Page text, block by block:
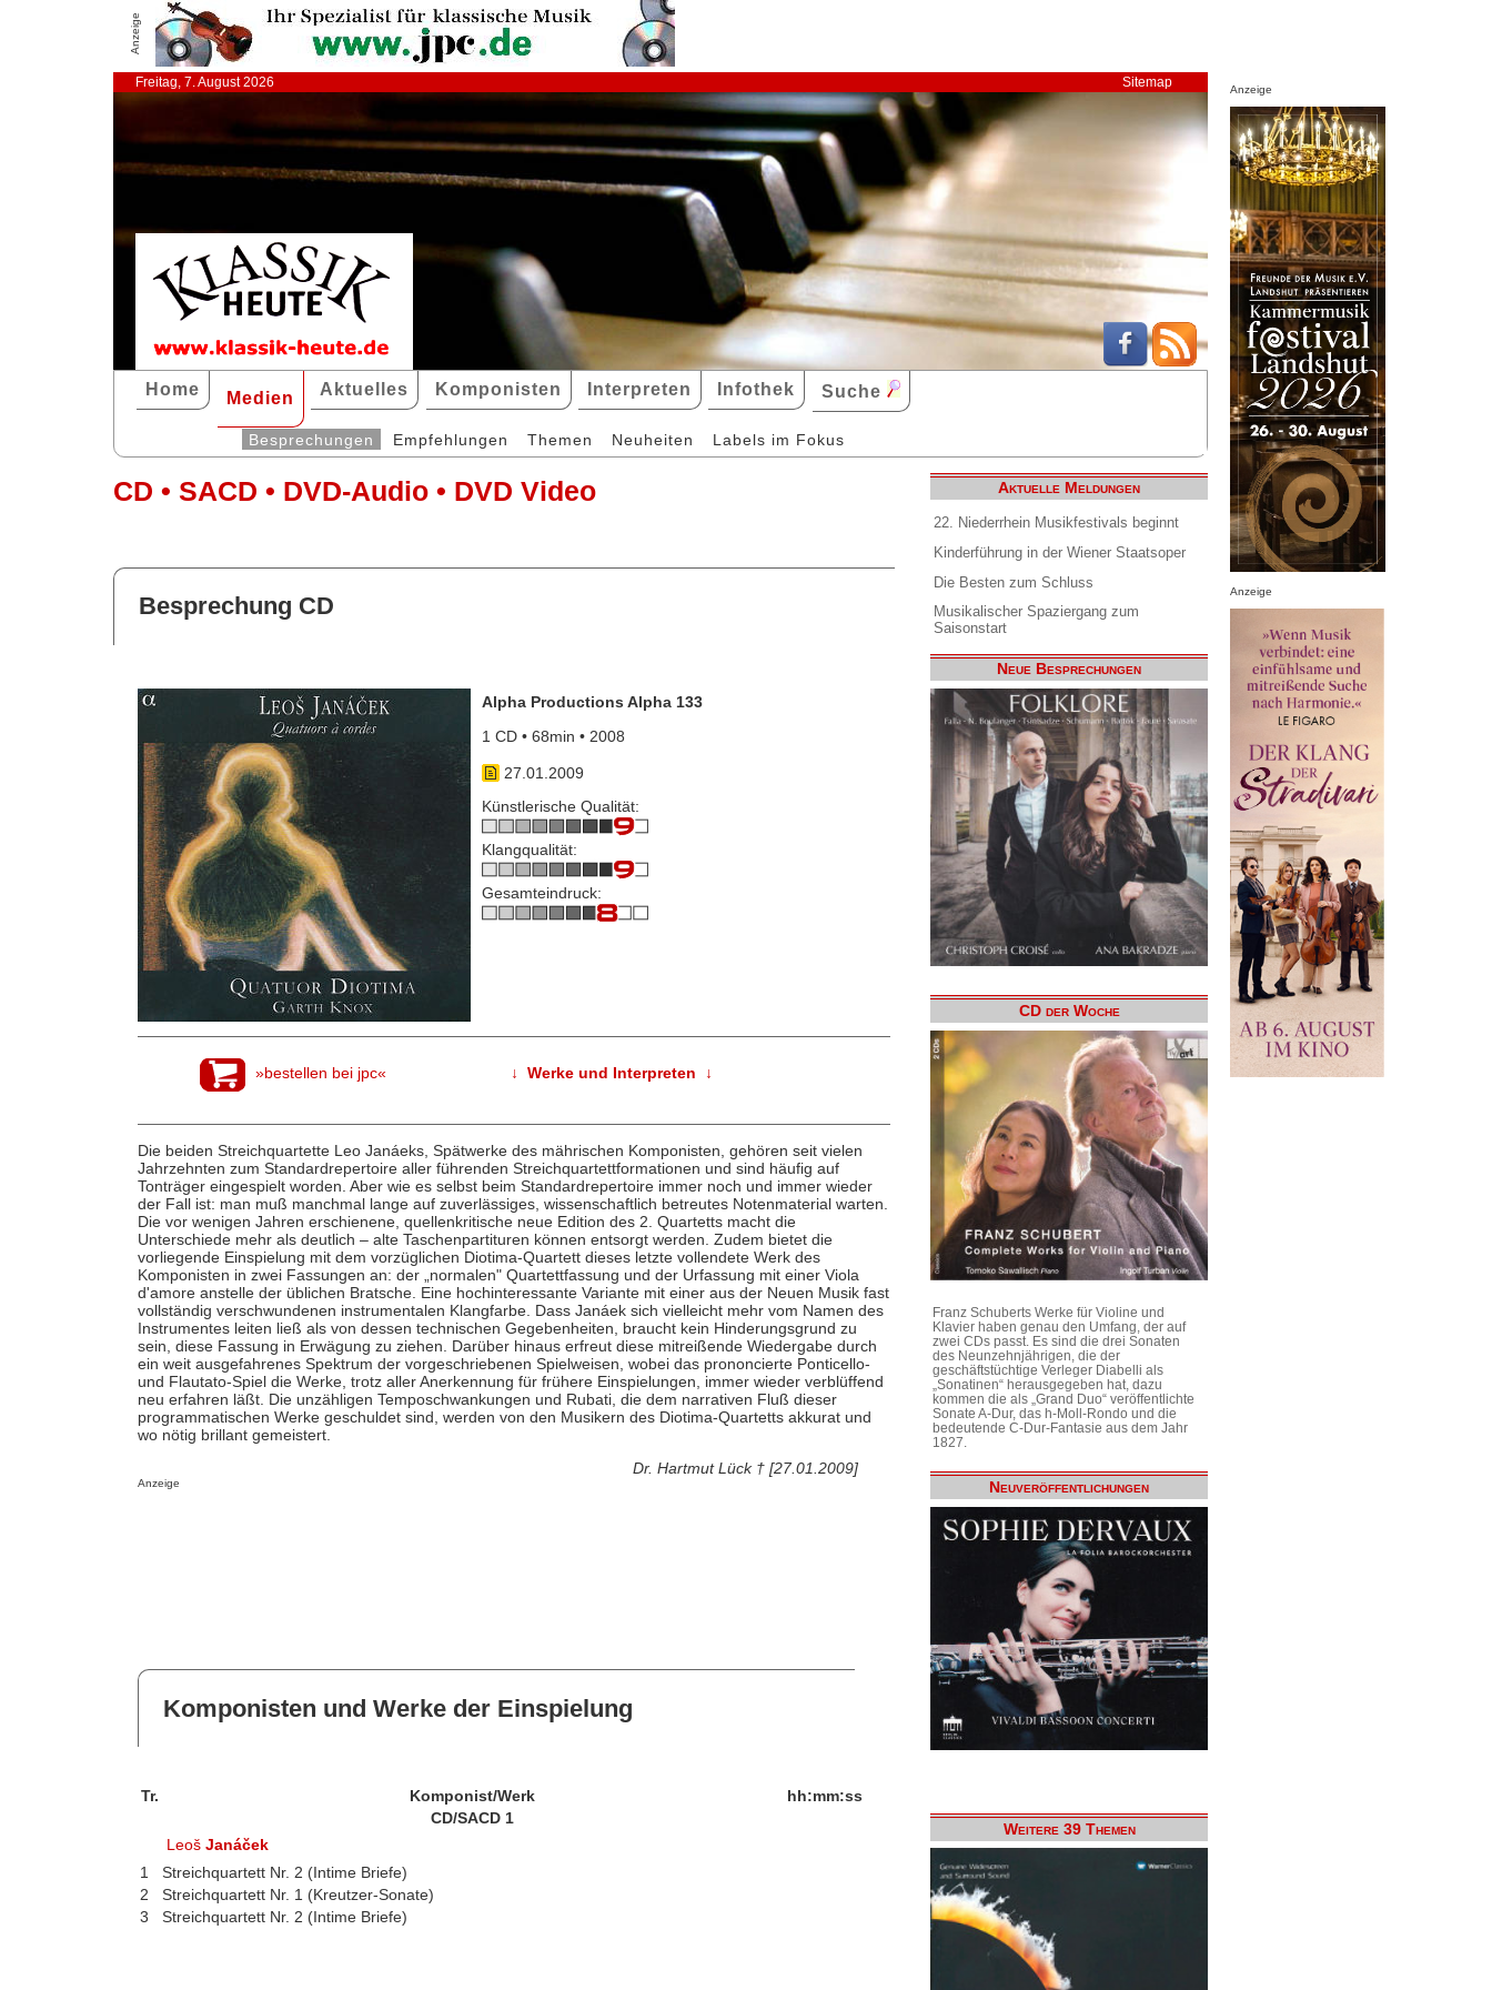
Anzeige
Freitag, 7. August 2026 Sitemap
Home Medien Aktuelles Komponisten Interpreten Infothek Suche
Besprechungen Empfehlungen Themen Neuheiten Labels im Fokus
CD • SACD • DVD-Audio • DVD Video
Besprechung CD
Alpha Productions Alpha 133
1 CD • 68min • 2008
27.01.2009
Künstlerische Qualität:
Klangqualität:
Gesamteindruck:
»bestellen bei jpc« ↓ Werke und Interpreten ↓
Die beiden Streichquartette Leo Janáeks, Spätwerke des mährischen Komponisten, gehören seit vielen
Jahrzehnten zum Standardrepertoire aller führenden Streichquartettformationen und sind häufig auf
Tonträger eingespielt worden. Aber wie es selbst beim Standardrepertoire immer noch und immer wieder
der Fall ist: man muß manchmal lange auf zuverlässiges, wissenschaftlich betreutes Notenmaterial warten.
Die vor wenigen Jahren erschienene, quellenkritische neue Edition des 2. Quartetts macht die
Unterschiede mehr als deutlich – alte Taschenpartituren können entsorgt werden. Zudem bietet die
vorliegende Einspielung mit dem vorzüglichen Diotima-Quartett dieses letzte vollendete Werk des
Komponisten in zwei Fassungen an: der „normalen" Quartettfassung und der Urfassung mit einer Viola
d'amore anstelle der üblichen Bratsche. Eine hochinteressante Variante mit einer aus der Neuen Musik fast
vollständig verschwundenen instrumentalen Klangfarbe. Dass Janáek sich vielleicht mehr vom Namen des
Instrumentes leiten ließ als von dessen technischen Gegebenheiten, braucht kein Hinderungsgrund zu
sein, diese Fassung in Erwägung zu ziehen. Darüber hinaus erfreut diese mitreißende Wiedergabe durch
ein weit ausgefahrenes Spektrum der vorgeschriebenen Spielweisen, wobei das prononcierte Ponticello-
und Flautato-Spiel die Werke, trotz aller Anerkennung für frühere Einspielungen, immer wieder verblüffend
neu erfahren läßt. Die unzähligen Temposchwankungen und Rubati, die dem narrativen Fluß dieser
programmatischen Werke geschuldet sind, werden von den Musikern des Diotima-Quartetts akkurat und
wo nötig brillant gemeistert.
Dr. Hartmut Lück † [27.01.2009]
Anzeige
Komponisten und Werke der Einspielung
Tr. Komponist/Werk
hh:mm:ss
CD/SACD 1
LeošJanáček
1
Streichquartett Nr. 2 (Intime Briefe)
2
Streichquartett Nr. 1 (Kreutzer-Sonate)
3
Streichquartett Nr. 2 (Intime Briefe)
Aktuelle Meldungen
22. Niederrhein Musikfestivals beginnt
Kinderführung in der Wiener Staatsoper
Die Besten zum Schluss
Musikalischer Spaziergang zum
Saisonstart
Neue Besprechungen
CD der Woche
Franz Schuberts Werke für Violine und
Klavier haben genau den Umfang, der auf
zwei CDs passt. Es sind die drei Sonaten
des Neunzehnjährigen, die der
geschäftstüchtige Verleger Diabelli als
„Sonatinen“ herausgegeben hat, dazu
kommen die als „Grand Duo“ veröffentlichte
Sonate A-Dur, das h-Moll-Rondo und die
bedeutende C-Dur-Fantasie aus dem Jahr
1827.
Neuveröffentlichungen
Weitere 39 Themen
Anzeige
Anzeige